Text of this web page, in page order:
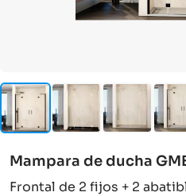
Mampara de ducha
Frontal de 2 fijos + 2